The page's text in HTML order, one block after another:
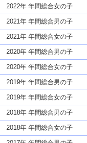
2022年 年間総合女の子
2021年 年間総合男の子
2021年 年間総合女の子
2020年 年間総合男の子
2020年 年間総合女の子
2019年 年間総合男の子
2019年 年間総合女の子
2018年 年間総合男の子
2018年 年間総合女の子